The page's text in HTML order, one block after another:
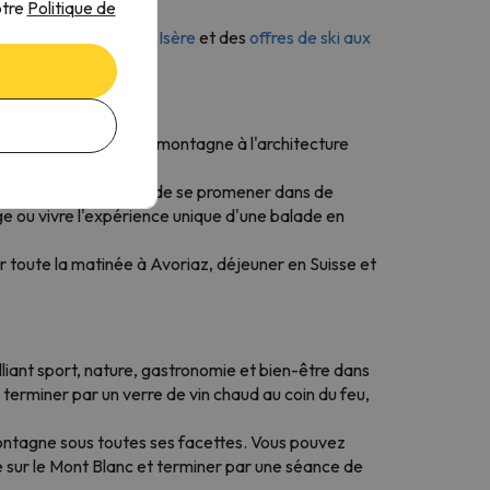
offres de ski à Val d'Isère et des offres de ski aux
des villages de montagne à l'architecture
une raclette, ou de se promener dans de
ou vivre l'expérience unique d'une balade en
la matinée à Avoriaz, déjeuner en Suisse et
sport, nature, gastronomie et bien-être dans
par un verre de vin chaud au coin du feu,
sous toutes ses facettes. Vous pouvez
le Mont Blanc et terminer par une séance de
Politique de